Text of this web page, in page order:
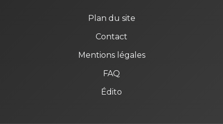
Plan du site
Contact
Mentions légales
FAQ
Édito